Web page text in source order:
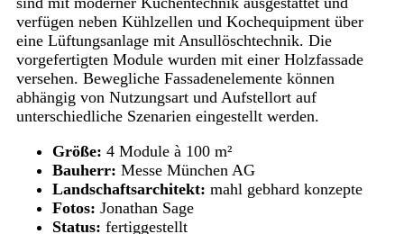
verfügen neben Kühlzellen und Kochequipment über
eine Lüftungsanlage mit Ansullöschtechnik. Die
vorgefertigten Module wurden mit einer Holzfassade
versehen. Bewegliche Fassadenelemente können
abhängig von Nutzungsart und Aufstellort auf
unterschiedliche Szenarien eingestellt werden.
Größe: 4 Module à 100 m²
Bauherr: Messe München AG
Landschaftsarchitekt: mahl gebhard konzepte
Fotos: Jonathan Sage
Status: fertiggestellt